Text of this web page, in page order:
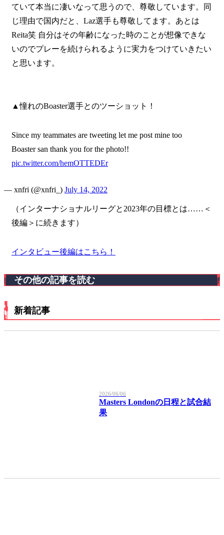
ていて本当に凄いなって思うので、尊敬しています。同
じ理由で国内だと、Laz選手も尊敬してます。あとは
Reita笑 自分はその年齢になった時のことが想像できな
いのでプレーを続けられるように実力をつけていきたい
と思います。
▲憧れのBoaster選手とのツーショット！
Since my teammates are tweeting let me post mine too
Boaster san thank you for the photo!!
pic.twitter.com/hemOTTEDEr
— xnfri (@xnfri_) July 14, 2022
（インターナショナルリーグと2023年の目標とは……＜
後編＞に続きます）
インタビュー後編はこちら！
その他の記事を読む
新着記事
2026/06/06
Masters Londonの日程と試合結
果